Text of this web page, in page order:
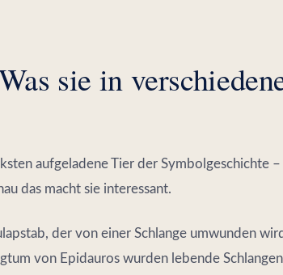
sie in
aufgeladene Tier der Symbolgeschichte
das macht sie interessant.
der von einer Schlange umwunden
von Epidauros wurden lebende Schlangen